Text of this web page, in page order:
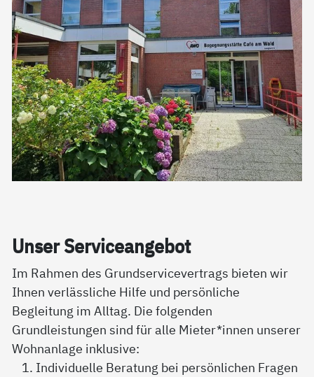
Un­ser Ser­vice­an­ge­bot
Im Rahmen des Grundservicevertrags bieten wir
Ihnen verlässliche Hilfe und persönliche
Begleitung im Alltag. Die folgenden
Grundleistungen sind für alle Mieter*innen unserer
Wohnanlage inklusive:
Individuelle Beratung bei persönlichen Fragen